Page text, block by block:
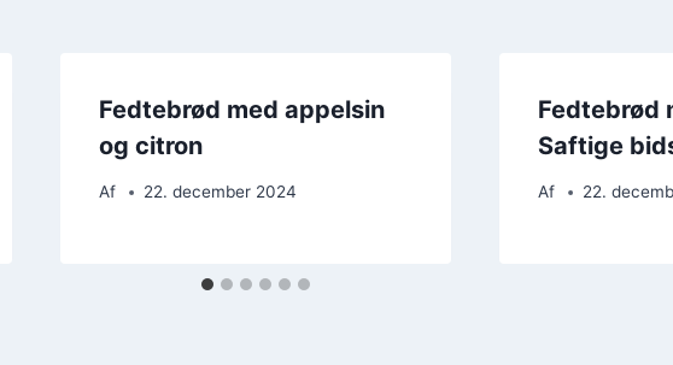
Fedtebrød med appelsin
og citron
Af 22. december 2024
Fedtebrød
Saftige
Af 22.